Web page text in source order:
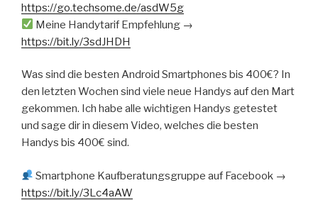
https://go.techsome.de/asdW5g
Meine Handytarif Empfehlung →
https://bit.ly/3sdJHDH
Was sind die besten Android Smartphones bis 400€? In
den letzten Wochen sind viele neue Handys auf den Mart
gekommen. Ich habe alle wichtigen Handys getestet
und sage dir in diesem Video, welches die besten
Handys bis 400€ sind.
Smartphone Kaufberatungsgruppe auf Facebook →
https://bit.ly/3Lc4aAW